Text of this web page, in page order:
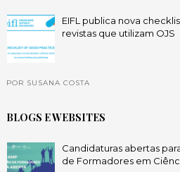
EIFL publica nova
revistas que utilizam OJS
POR SUSANA COSTA
BLOGS E WEBSITES
Candidaturas abertas
de Formadores em